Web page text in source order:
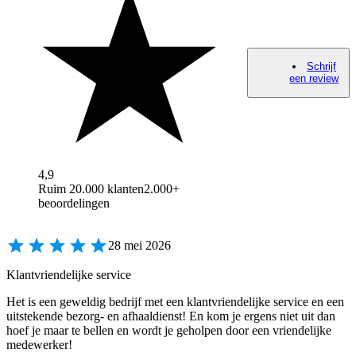
4,9
Ruim 20.000 klanten2.000+
beoordelingen
Schrijf
een review
28 mei 2026
Klantvriendelijke service
Het is een geweldig bedrijf met een klantvriendelijke service en een
uitstekende bezorg- en afhaaldienst! En kom je ergens niet uit dan
hoef je maar te bellen en wordt je geholpen door een vriendelijke
medewerker!